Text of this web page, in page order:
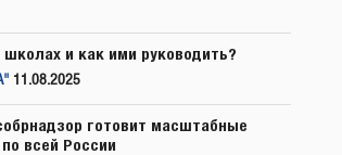
школах и как ими руководить?
11.08.2025
готовит масштабные
всей России